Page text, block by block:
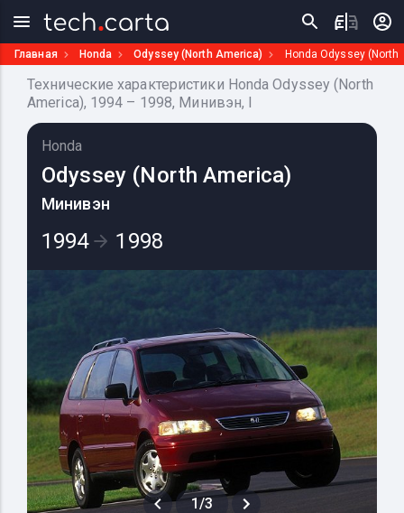
Главная Honda Odyssey (North America) Honda Odyssey (North
Технические характеристики Honda Odyssey (North
America), 1994 – 1998, Минивэн, I
Honda
Odyssey (North America)
Минивэн
1994 1998
1/3